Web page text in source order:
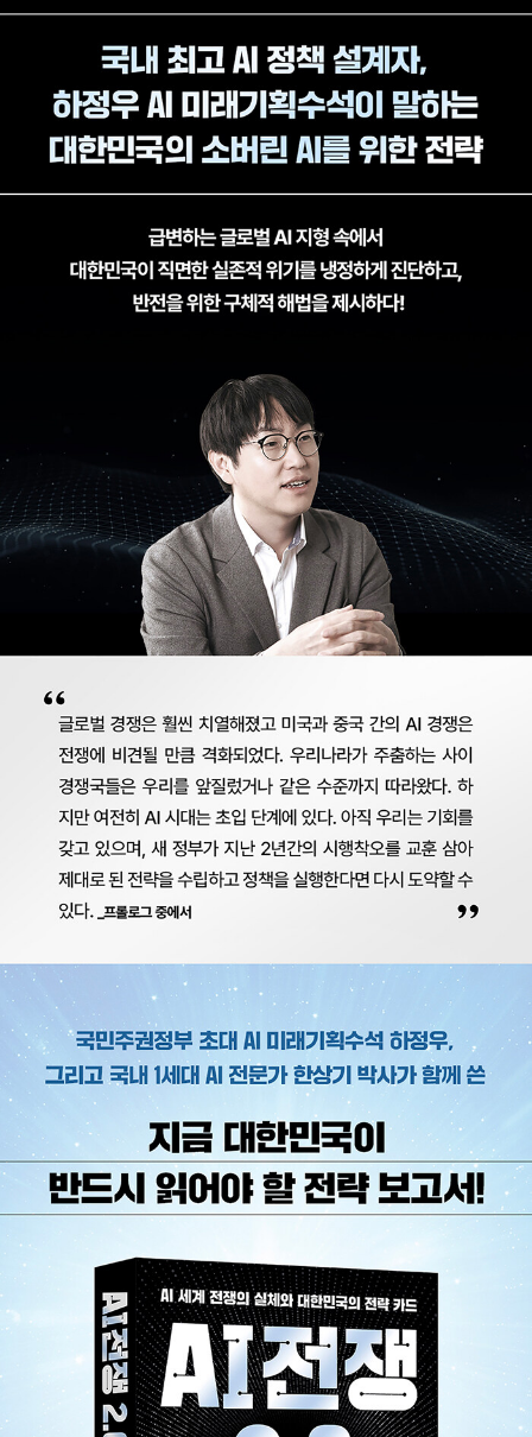
포럼 위원, AI 챌린지 기획, AI 데이터 세트 구축을 위한 총괄 기획위
원 등을 역임했으며, 여러 매체에 기술 관련 칼럼을 기고하고 있다. AI
윤리와 신뢰할 수 있는 인공지능에 대한 기술 분석 연구를 통해 2021
년 《신뢰할 수 있는 인공지능》을 펴냈으며, 2023년 《AI 전쟁》에 이
어, 2024년 11월에 출간한 《AGI의 시대》는 2025년 최우수 과학기
술도서 출판상을 수상했다.